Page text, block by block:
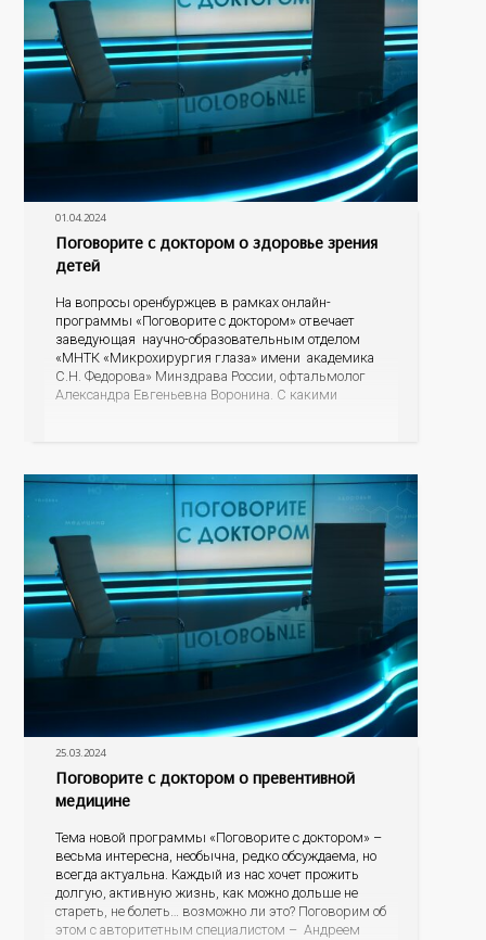
01.04.2024
Поговорите с доктором о здоровье зрения
детей
На вопросы оренбуржцев в рамках онлайн-
программы «Поговорите с доктором» отвечает
заведующая научно-образовательным отделом
«МНТК «Микрохирургия глаза» имени академика
С.Н. Федорова» Минздрава России, офтальмолог
Александра Евгеньевна Воронина. С какими
25.03.2024
Поговорите с доктором о превентивной
медицине
Тема новой программы «Поговорите с доктором» –
весьма интересна, необычна, редко обсуждаема, но
всегда актуальна. Каждый из нас хочет прожить
долгую, активную жизнь, как можно дольше не
стареть, не болеть… возможно ли это? Поговорим об
этом с авторитетным специалистом – Андреем